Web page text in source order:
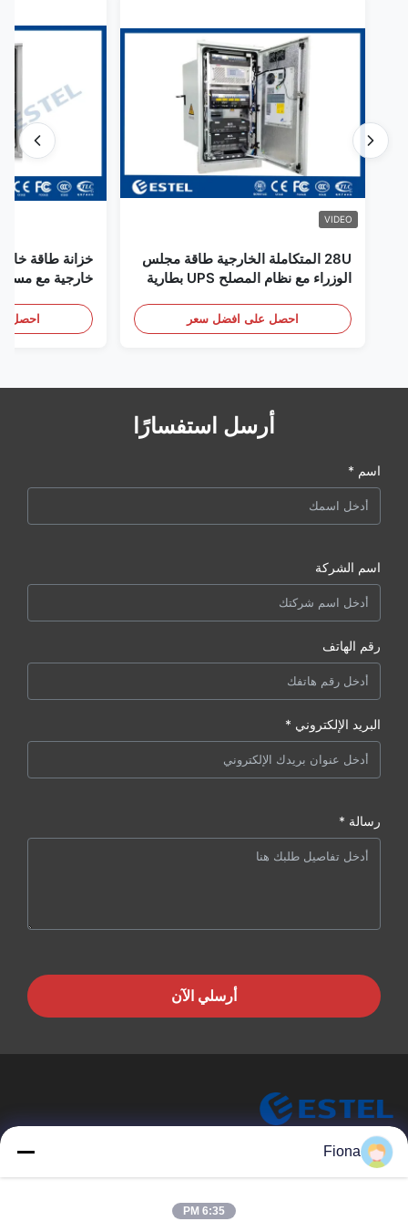
VIDEO
28U المتكاملة الخارجية طاقة مجلس
الوزراء مع نظام المصلح UPS بطارية
احصل على افضل سعر
خزانة طاقة
خارجية مع
احصل
أرسل استفسارًا
اسم *
اسم الشركة
رقم الهاتف
البريد الإلكتروني *
رسالة *
أرسلي الآن
ESTEL (GUANGDONG) TECHNOLOGY CO., LTD.
Fiona
6:35 PM